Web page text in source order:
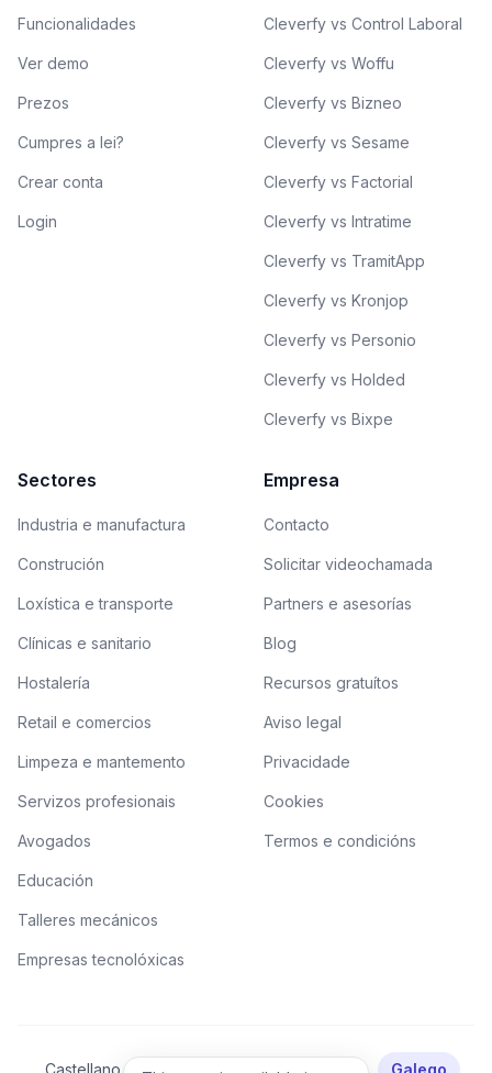
Funcionalidades
Ver demo
Prezos
Cumpres a lei?
Crear conta
Login
Cleverfy vs Control Laboral
Cleverfy vs Woffu
Cleverfy vs Bizneo
Cleverfy vs Sesame
Cleverfy vs Factorial
Cleverfy vs Intratime
Cleverfy vs TramitApp
Cleverfy vs Kronjop
Cleverfy vs Personio
Cleverfy vs Holded
Cleverfy vs Bixpe
Sectores
Industria e manufactura
Construción
Loxística e transporte
Clínicas e sanitario
Hostalería
Retail e comercios
Limpeza e mantemento
Servizos profesionais
Avogados
Educación
Talleres mecánicos
Empresas tecnolóxicas
Empresa
Contacto
Solicitar videochamada
Partners e asesorías
Blog
Recursos gratuítos
Aviso legal
Privacidade
Cookies
Termos e condicións